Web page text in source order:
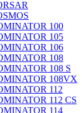
100
105
106
108
108 S
108VX
112
112 CS
114